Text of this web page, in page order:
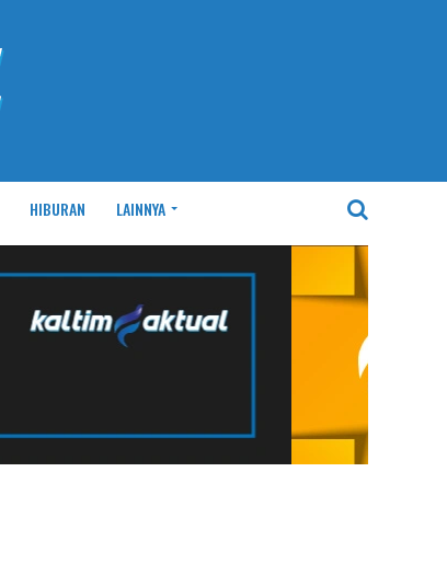
HIBURAN LAINNYA